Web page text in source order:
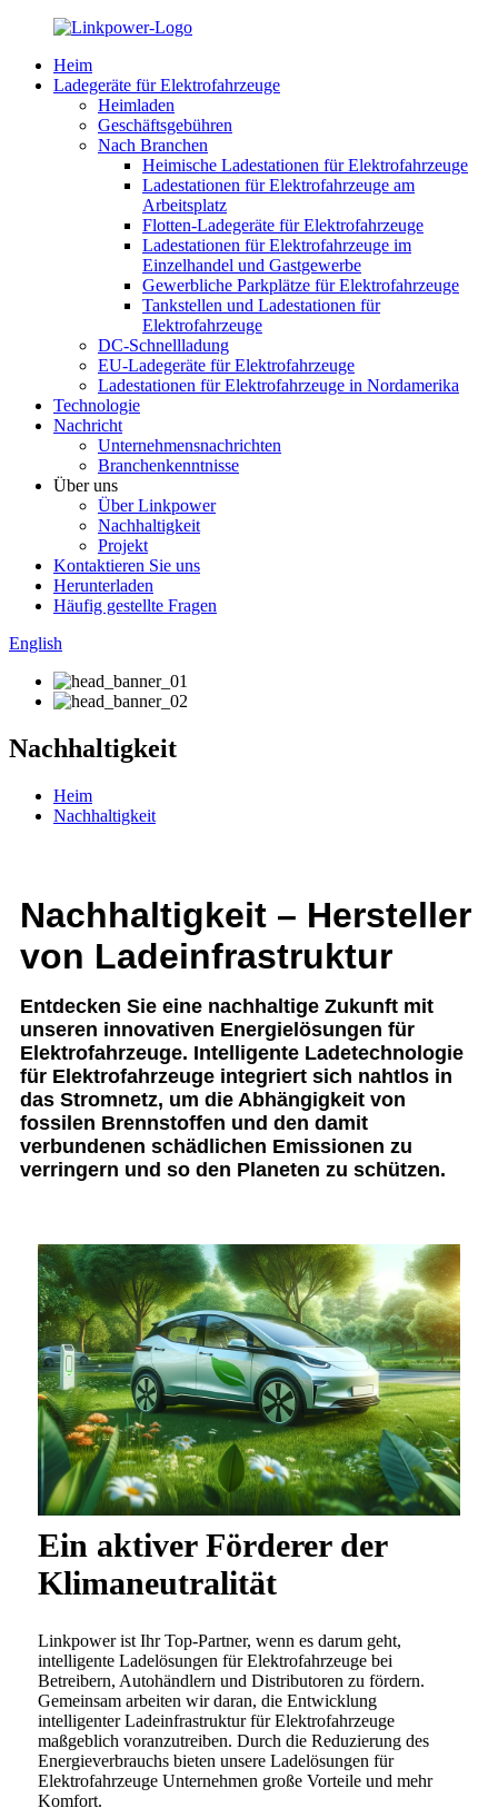
Heim
Ladegeräte für Elektrofahrzeuge
Heimladen
Geschäftsgebühren
Nach Branchen
Heimische Ladestationen für Elektrofahrzeuge
Ladestationen für Elektrofahrzeuge am
Arbeitsplatz
Flotten-Ladegeräte für Elektrofahrzeuge
Ladestationen für Elektrofahrzeuge im
Einzelhandel und Gastgewerbe
Gewerbliche Parkplätze für Elektrofahrzeuge
Tankstellen und Ladestationen für
Elektrofahrzeuge
DC-Schnellladung
EU-Ladegeräte für Elektrofahrzeuge
Ladestationen für Elektrofahrzeuge in Nordamerika
Technologie
Nachricht
Unternehmensnachrichten
Branchenkenntnisse
Über uns
Über Linkpower
Nachhaltigkeit
Projekt
Kontaktieren Sie uns
Herunterladen
Häufig gestellte Fragen
English
Nachhaltigkeit
Heim
Nachhaltigkeit
Nachhaltigkeit – Hersteller
von Ladeinfrastruktur
Entdecken Sie eine nachhaltige Zukunft mit
unseren innovativen Energielösungen für
Elektrofahrzeuge. Intelligente Ladetechnologie
für Elektrofahrzeuge integriert sich nahtlos in
das Stromnetz, um die Abhängigkeit von
fossilen Brennstoffen und den damit
verbundenen schädlichen Emissionen zu
verringern und so den Planeten zu schützen.
Ein aktiver Förderer der
Klimaneutralität
Linkpower ist Ihr Top-Partner, wenn es darum geht,
intelligente Ladelösungen für Elektrofahrzeuge bei
Betreibern, Autohändlern und Distributoren zu fördern.
Gemeinsam arbeiten wir daran, die Entwicklung
intelligenter Ladeinfrastruktur für Elektrofahrzeuge
maßgeblich voranzutreiben. Durch die Reduzierung des
Energieverbrauchs bieten unsere Ladelösungen für
Elektrofahrzeuge Unternehmen große Vorteile und mehr
Komfort.